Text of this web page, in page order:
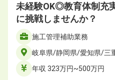
未経験OK◎教育体制充
に挑戦しませんか？
施工管理補助業務
岐阜県/静岡県/愛知県/三
年収 323万円~500万円